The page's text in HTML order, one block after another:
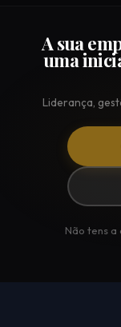
A sua
uma
Liderança,
Não tens a